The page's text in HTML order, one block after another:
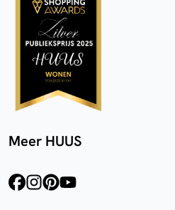
Meer HUUS
facebookinstagram
pinterest
youtube